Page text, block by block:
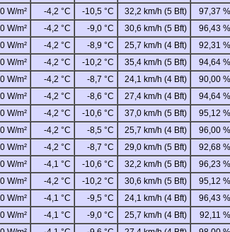
0 W/m² -4,2 °C -10,5 °C 32,2 km/h (5 Bft)
97,37 %
0 W/m² -4,2 °C -9,0 °C 30,6 km/h (5 Bft)
96,43 %
0 W/m² -4,2 °C -8,9 °C 25,7 km/h (4 Bft)
92,31 %
0 W/m² -4,2 °C -10,2 °C 35,4 km/h (5 Bft)
94,64 %
0 W/m² -4,2 °C -8,7 °C 24,1 km/h (4 Bft)
90,00 %
0 W/m² -4,2 °C -8,6 °C 27,4 km/h (4 Bft)
94,64 %
0 W/m² -4,2 °C -10,6 °C 37,0 km/h (5 Bft)
95,12 %
0 W/m² -4,2 °C -8,5 °C 25,7 km/h (4 Bft)
96,00 %
0 W/m² -4,2 °C -8,7 °C 29,0 km/h (5 Bft)
92,68 %
0 W/m² -4,1 °C -10,6 °C 32,2 km/h (5 Bft)
96,23 %
0 W/m² -4,2 °C -10,2 °C 30,6 km/h (5 Bft)
95,12 %
0 W/m² -4,1 °C -9,5 °C 24,1 km/h (4 Bft)
96,43 %
0 W/m² -4,1 °C -9,0 °C 25,7 km/h (4 Bft)
92,11 %